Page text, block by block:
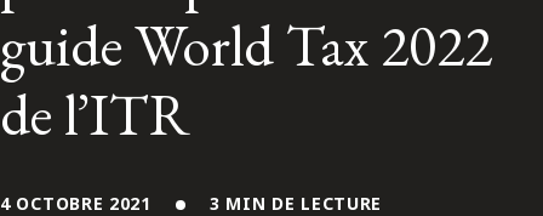
Contactez-nous
guide World Tax 2022
de l’ITR
4 OCTOBRE 2021 3 MIN DE LECTURE